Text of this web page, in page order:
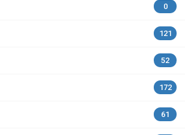
0
121
52
172
61